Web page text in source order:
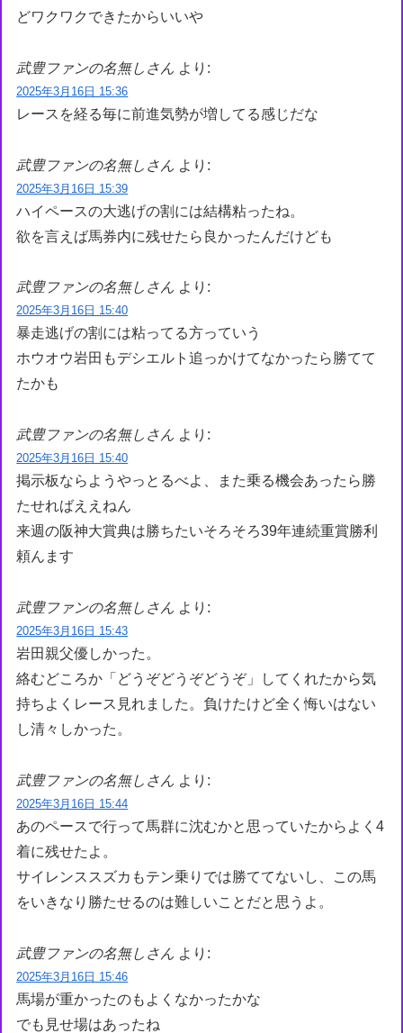
どワクワクできたからいいや
武豊ファンの名無しさん より:
2025年3月16日 15:36
レースを経る毎に前進気勢が増してる感じだな
武豊ファンの名無しさん より:
2025年3月16日 15:39
ハイペースの大逃げの割には結構粘ったね。
欲を言えば馬券内に残せたら良かったんだけども
武豊ファンの名無しさん より:
2025年3月16日 15:40
暴走逃げの割には粘ってる方っていう
ホウオウ岩田もデシエルト追っかけてなかったら勝てて
たかも
武豊ファンの名無しさん より:
2025年3月16日 15:40
掲示板ならようやっとるべよ、また乗る機会あったら勝
たせればええねん
来週の阪神大賞典は勝ちたいそろそろ39年連続重賞勝利
頼んます
武豊ファンの名無しさん より:
2025年3月16日 15:43
岩田親父優しかった。
絡むどころか「どうぞどうぞどうぞ」してくれたから気
持ちよくレース見れました。負けたけど全く悔いはない
し清々しかった。
武豊ファンの名無しさん より:
2025年3月16日 15:44
あのペースで行って馬群に沈むかと思っていたからよく4
着に残せたよ。
サイレンススズカもテン乗りでは勝ててないし、この馬
をいきなり勝たせるのは難しいことだと思うよ。
武豊ファンの名無しさん より:
2025年3月16日 15:46
馬場が重かったのもよくなかったかな
でも見せ場はあったね